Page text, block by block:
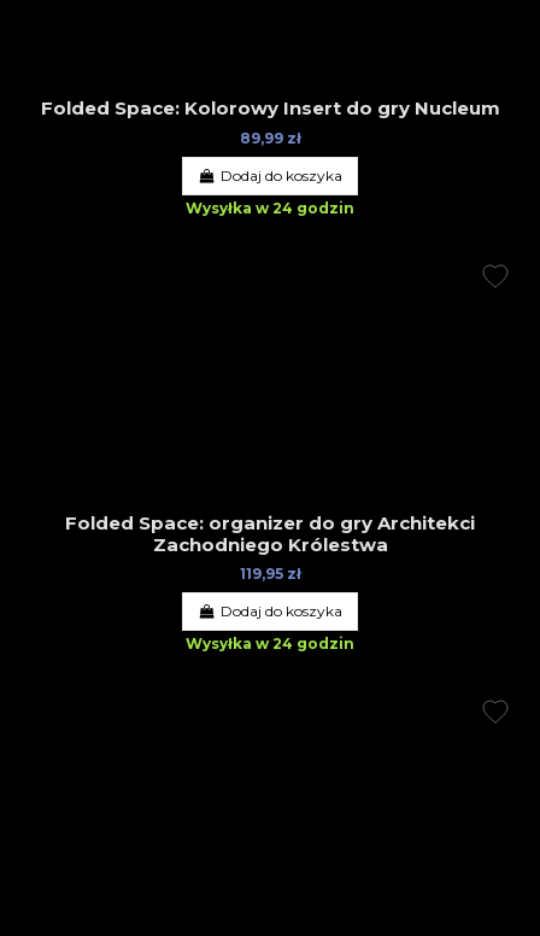
Folded Space: Kolorowy Insert do gry Nucleum
89,99 zł
Dodaj do koszyka
Wysyłka w 24 godzin
Folded Space: organizer do gry Architekci
Zachodniego Królestwa
119,95 zł
Dodaj do koszyka
Wysyłka w 24 godzin